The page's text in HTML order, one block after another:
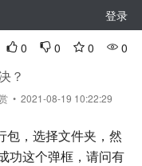
登录
0 0 0 0
？
• 2021-08-19 10:22:29
包，选择文件夹，然
功这个弹框，请问有